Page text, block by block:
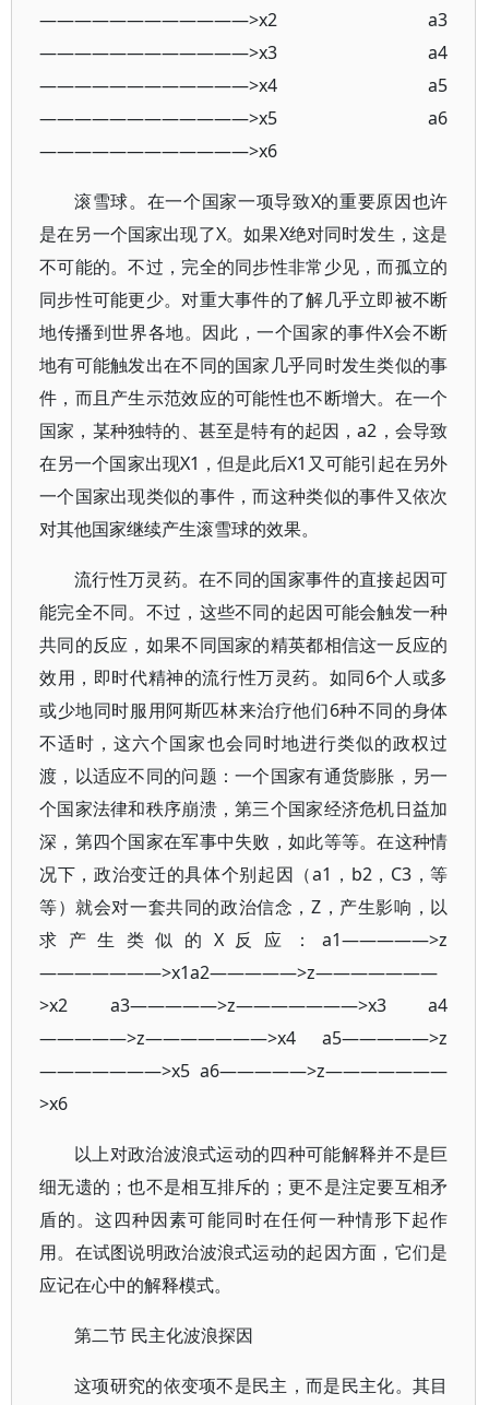
————————————>x2 a3
————————————>x3 a4
————————————>x4 a5
————————————>x5 a6
————————————>x6
滚雪球。在一个国家一项导致X的重要原因也许
是在另一个国家出现了X。如果X绝对同时发生，这是
不可能的。不过，完全的同步性非常少见，而孤立的
同步性可能更少。对重大事件的了解几乎立即被不断
地传播到世界各地。因此，一个国家的事件X会不断
地有可能触发出在不同的国家几乎同时发生类似的事
件，而且产生示范效应的可能性也不断增大。在一个
国家，某种独特的、甚至是特有的起因，a2，会导致
在另一个国家出现X1，但是此后X1又可能引起在另外
一个国家出现类似的事件，而这种类似的事件又依次
对其他国家继续产生滚雪球的效果。
流行性万灵药。在不同的国家事件的直接起因可
能完全不同。不过，这些不同的起因可能会触发一种
共同的反应，如果不同国家的精英都相信这一反应的
效用，即时代精神的流行性万灵药。如同6个人或多
或少地同时服用阿斯匹林来治疗他们6种不同的身体
不适时，这六个国家也会同时地进行类似的政权过
渡，以适应不同的问题：一个国家有通货膨胀，另一
个国家法律和秩序崩溃，第三个国家经济危机日益加
深，第四个国家在军事中失败，如此等等。在这种情
况下，政治变迁的具体个别起因（a1，b2，C3，等
等）就会对一套共同的政治信念，Z，产生影响，以
求产生类似的X反应：a1—————>z
———————>x1a2—————>z———————
>x2 a3—————>z———————>x3 a4
—————>z———————>x4 a5—————>z
———————>x5 a6—————>z———————
>x6
以上对政治波浪式运动的四种可能解释并不是巨
细无遗的；也不是相互排斥的；更不是注定要互相矛
盾的。这四种因素可能同时在任何一种情形下起作
用。在试图说明政治波浪式运动的起因方面，它们是
应记在心中的解释模式。
第二节 民主化波浪探因
这项研究的依变项不是民主，而是民主化。其目